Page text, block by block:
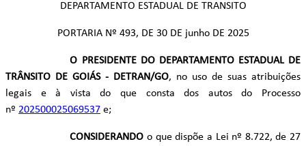
DEPARTAMENTO ESTADUAL DE TRANSITO
PORTARIA Nº 493, DE 30 DE junho DE 2025
O PRESIDENTE DO DEPARTAMENTO ESTADUAL DE
TRÂNSITO DE GOIÁS - DETRAN/GO, no uso de suas atribuições
legais e à vista do que consta dos autos do Processo
nº 202500025069537 e;
CONSIDERANDOo que dispõe a Lei nº 8.722, de 27